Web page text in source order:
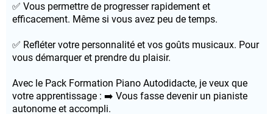
✅ Vous permettre de progresser rapidement et
efficacement. Même si vous avez peu de temps.
✅ Refléter votre personnalité et vos goûts musicaux. Pour
vous démarquer et prendre du plaisir.
Avec le Pack Formation Piano Autodidacte, je veux que
votre apprentissage : ➡️ Vous fasse devenir un pianiste
autonome et accompli.